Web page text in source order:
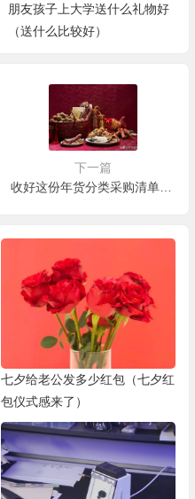
朋友孩子上大学送什么礼物好
（送什么比较好）
下一篇
收好这份年货分类采购清单（准备好这5种年货）
七夕给老公发多少红包（七夕红
包仪式感来了）